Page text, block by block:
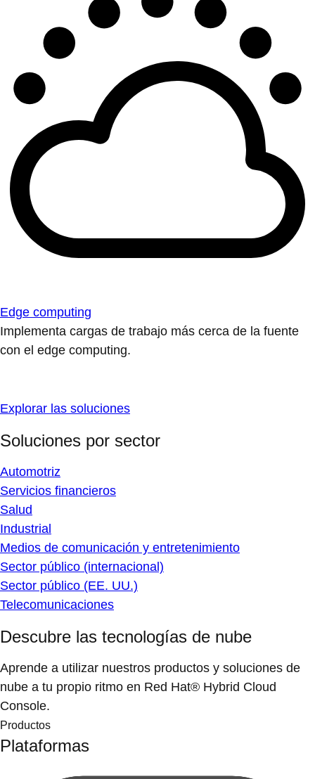
Edge computing
Implementa cargas de trabajo más cerca de la fuente
con el edge computing.
Explorar las soluciones
Soluciones por sector
Automotriz
Servicios financieros
Salud
Industrial
Medios de comunicación y entretenimiento
Sector público (internacional)
Sector público (EE. UU.)
Telecomunicaciones
Descubre las tecnologías de nube
Aprende a utilizar nuestros productos y soluciones de
nube a tu propio ritmo en Red Hat® Hybrid Cloud
Console.
Productos
Plataformas